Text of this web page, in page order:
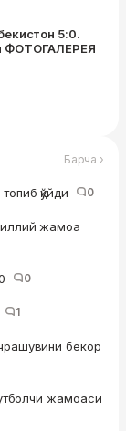
5:0.
ФОТОГАЛЕРЕЯ
Барча ›
қўйди 0
жамоа
0
1
бекор
жамоаси